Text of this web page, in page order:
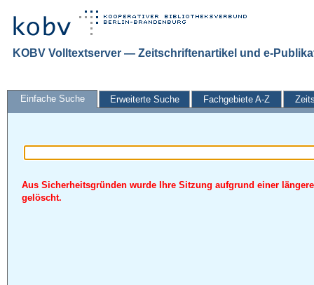
KOBV Volltextserver — Zeitschriftenartikel und e-
Einfache Suche Erweiterte Suche Fachgebiete A-Z
Aus Sicherheitsgründen wurde Ihre Sitzung aufgrund einer
gelöscht.